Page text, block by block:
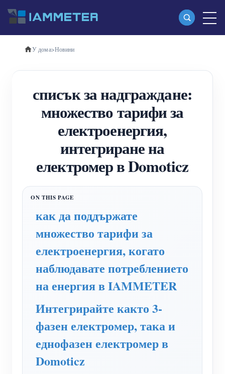
Продукти
(WEM3080)
Трифазен Wi-Fi измервател на енергия
(WEM3080T)
Трифазен Wi-Fi измервател на енергия
(WEM3046T)
WiFi контролер за захранване
IAMMETER Cloud Pro
Услуга за самостоятелно хостване
EV зарядно устройство
IAMMETER Симулатор
Виртуален измервателен уред
Система за енергийно прогнозиране и симулация
Приложения
У дома>Новини
списък за надграждане:
множество тарифи за
електроенергия,
интегриране на
електромер в Domoticz
как да поддържате
множество тарифи за
електроенергия, когато
наблюдавате потреблението
на енергия в IAMMETER
Интегрирайте както 3-
фазен електромер, така и
еднофазен електромер в
Domoticz